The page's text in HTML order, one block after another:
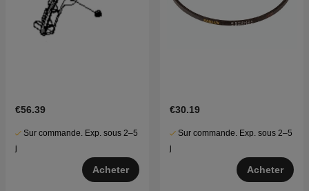
€56.39
Sur commande. Exp. sous 2–5
j
Acheter
€30.19
Sur commande. Exp. sous 2–5
j
Acheter